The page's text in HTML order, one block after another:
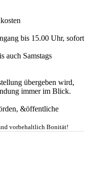
bis 15.00 Uhr, sofort
auch Samstags
übergeben wird,
immer im Blick.
&öffentliche
vorbehaltlich Bonität!